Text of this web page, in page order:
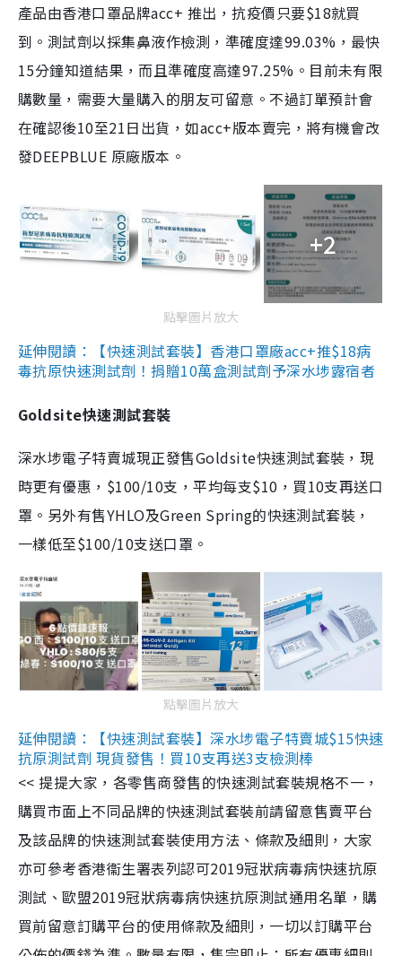
產品由香港口罩品牌acc+ 推出，抗疫價只要$18就買
到。測試劑以採集鼻液作檢測，準確度達99.03%，最快
15分鐘知道結果，而且準確度高達97.25%。目前未有限
購數量，需要大量購入的朋友可留意。不過訂單預計會
在確認後10至21日出貨，如acc+版本賣完，將有機會改
發DEEPBLUE 原廠版本。
+2
點擊圖片放大
延伸閱讀：【快速測試套裝】香港口罩廠acc+推$18病
毒抗原快速測試劑！捐贈10萬盒測試劑予深水埗露宿者
Goldsite快速測試套裝
深水埗電子特賣城現正發售Goldsite快速測試套裝，現
時更有優惠，$100/10支，平均每支$10，買10支再送口
罩。另外有售YHLO及Green Spring的快速測試套裝，
一樣低至$100/10支送口罩。
點擊圖片放大
延伸閱讀：【快速測試套裝】深水埗電子特賣城$15快速
抗原測試劑 現貨發售！買10支再送3支檢測棒
<< 提提大家，各零售商發售的快速測試套裝規格不一，
購買市面上不同品牌的快速測試套裝前請留意售賣平台
及該品牌的快速測試套裝使用方法、條款及細則，大家
亦可參考香港衞生署表列認可2019冠狀病毒病快速抗原
測試、歐盟2019冠狀病毒病快速抗原測試通用名單，購
買前留意訂購平台的使用條款及細則，一切以訂購平台